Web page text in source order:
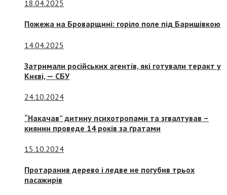
18.04.2025
Пожежа на Броварщині: горіло поле під Баришівкою
14.04.2025
Затримали російських агентів, які готували теракт у
Києві, — СБУ
24.10.2024
“Накачав” дитину психотропами та згвалтував –
киянин проведе 14 років за ґратами
15.10.2024
Протаранив дерево і ледве не погубив трьох
пасажирів